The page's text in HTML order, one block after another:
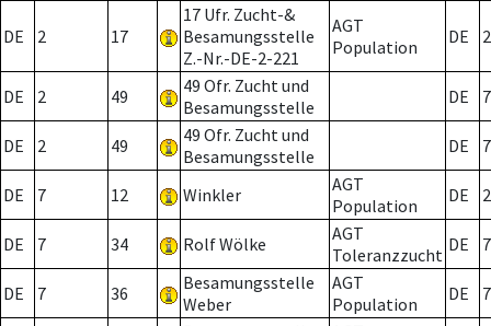
DE 2 17
17 Ufr. Zucht-&
Besamungsstelle
Z.-Nr.-DE-2-221
AGT
Population
DE 2
DE 2 49
49 Ofr. Zucht und
Besamungsstelle
DE 7
DE 2 49
49 Ofr. Zucht und
Besamungsstelle
DE 7
DE 7 12 Winkler
AGT
Population
DE 2
DE 7 34 Rolf Wölke
AGT
Toleranzzucht DE 7
DE 7 36
Besamungsstelle
Weber
AGT
Population
DE 7